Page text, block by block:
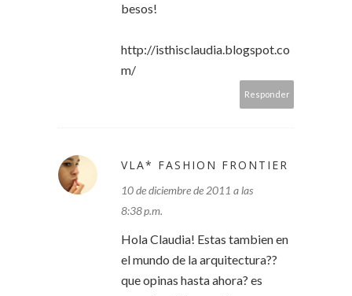
besos!
http://isthisclaudia.blogspot.co
m/
Responder
VLA* FASHION FRONTIER
10 de diciembre de 2011 a las
8:38 p.m.
Hola Claudia! Estas tambien en
el mundo de la arquitectura??
que opinas hasta ahora? es